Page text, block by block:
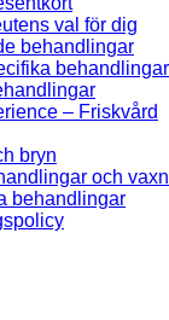
val för dig
behandlingar
behandlingar
– Friskvård
bryn
och
behandlingar